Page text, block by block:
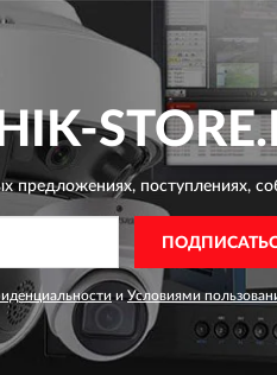
предложениях,поступлениях,
иУсловиями